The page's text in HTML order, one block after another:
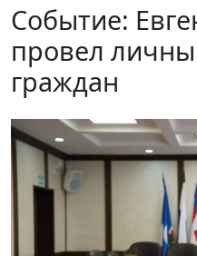
Событие:
провел
граждан